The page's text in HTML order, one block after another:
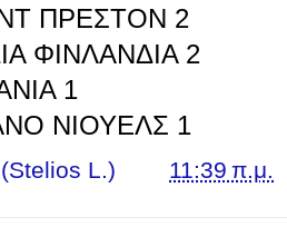
ΠΡΕΣΤΟΝ 2
ΦΙΝΛΑΝΔΙΑ 2
1
ΝΙΟΥΕΛΣ 1
L.) 11:39 π.μ.